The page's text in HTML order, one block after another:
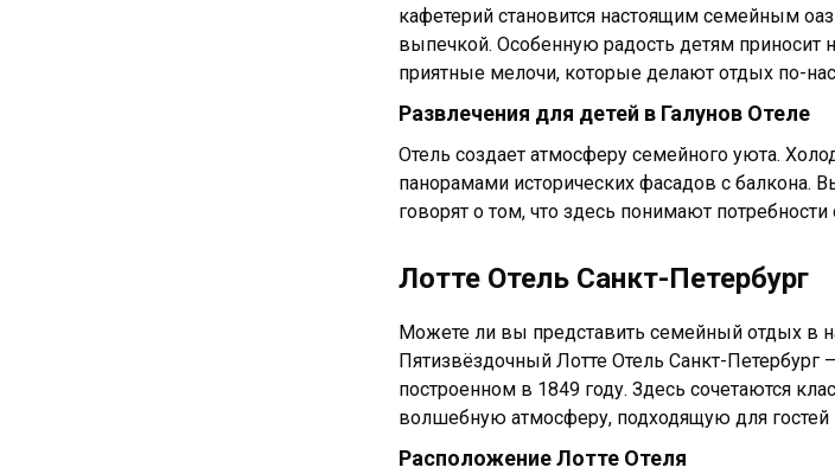
кафетерий становится настоящим семейным
выпечкой. Особенную радость детям приносит
приятные мелочи, которые делают отдых по-
Развлечения для детей в Галунов Отеле
Отель создает атмосферу семейного уюта.
панорамами исторических фасадов с балкона.
говорят о том, что здесь понимают
Лотте Отель Санкт-Петербург
Можете ли вы представить семейный отдых в
Пятизвёздочный Лотте Отель Санкт-
построенном в 1849 году. Здесь сочетаются
волшебную атмосферу, подходящую для гостей
Расположение Лотте Отеля